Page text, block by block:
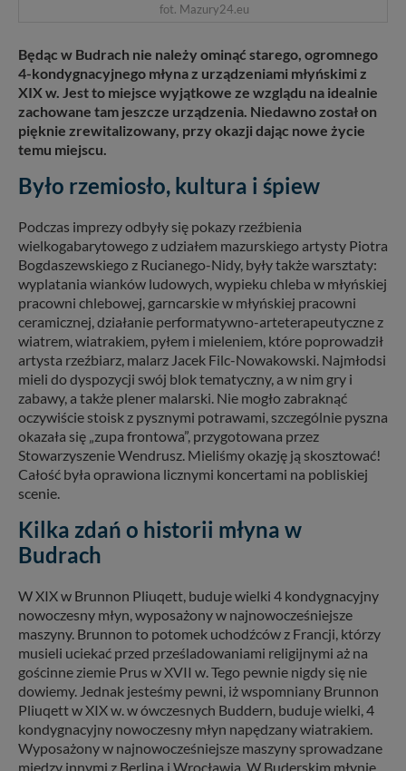
fot. Mazury24.eu
Będąc w Budrach nie należy ominąć starego, ogromnego
4-kondygnacyjnego młyna z urządzeniami młyńskimi z
XIX w. Jest to miejsce wyjątkowe ze wzglądu na idealnie
zachowane tam jeszcze urządzenia. Niedawno został on
pięknie zrewitalizowany, przy okazji dając nowe życie
temu miejscu.
Było rzemiosło, kultura i śpiew
Podczas imprezy odbyły się pokazy rzeźbienia
wielkogabarytowego z udziałem mazurskiego artysty Piotra
Bogdaszewskiego z Rucianego-Nidy, były także warsztaty:
wyplatania wianków ludowych, wypieku chleba w młyńskiej
pracowni chlebowej, garncarskie w młyńskiej pracowni
ceramicznej, działanie performatywno-arteterapeutyczne z
wiatrem, wiatrakiem, pyłem i mieleniem, które poprowadził
artysta rzeźbiarz, malarz Jacek Filc-Nowakowski. Najmłodsi
mieli do dyspozycji swój blok tematyczny, a w nim gry i
zabawy, a także plener malarski. Nie mogło zabraknąć
oczywiście stoisk z pysznymi potrawami, szczególnie pyszna
okazała się „zupa frontowa”, przygotowana przez
Stowarzyszenie Wendrusz. Mieliśmy okazję ją skosztować!
Całość była oprawiona licznymi koncertami na pobliskiej
scenie.
Kilka zdań o historii młyna w
Budrach
W XIX w Brunnon Pliuqett, buduje wielki 4 kondygnacyjny
nowoczesny młyn, wyposażony w najnowocześniejsze
maszyny. Brunnon to potomek uchodźców z Francji, którzy
musieli uciekać przed prześladowaniami religijnymi aż na
gościnne ziemie Prus w XVII w. Tego pewnie nigdy się nie
dowiemy. Jednak jesteśmy pewni, iż wspomniany Brunnon
Pliuqett w XIX w. w ówczesnych Buddern, buduje wielki, 4
kondygnacyjny nowoczesny młyn napędzany wiatrakiem.
Wyposażony w najnowocześniejsze maszyny sprowadzane
między innymi z Berlina i Wrocławia. W Buderskim młynie